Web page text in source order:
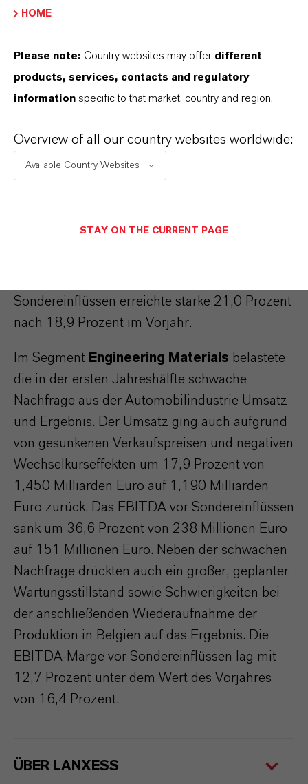
Biozid-Herstellers IPEL konnte zudem
nachteilige Wechselkurseffekte mehr als
ausgleichen. Der Umsatz lag mit 1,110
EBITDA vor Sondereinflüssen stieg um 17,7
Sondereinflüssen erreichte starke 21,0 Prozent
nach 18,9 Prozent im Vorjahr.
Im Segment Engineering Materials belastete
die in der ersten Jahreshälfte schwache
Nachfrage aus der Automobilindustrie Umsatz
und Ergebnis. Der Umsatz ging auch aufgrund
von gesunkenen Verkaufspreisen und negativen
Wechselkurseffekten um 17,9 Prozent von
1,450 Milliarden Euro auf 1,190 Milliarden
Euro zurück. Das EBITDA vor Sondereinflüssen
sank um 36,6 Prozent von 238 Millionen Euro
auf 151 Millionen Euro. Neben der schwachen
Nachfrage drückten auch ein großer, geplanter
Wartungsstillstand sowie Schwierigkeiten bei
der anschließenden Wiederaufnahme der
Produktion in Belgien auf das Ergebnis. Die
EBITDA-Marge vor Sondereinflüssen lag mit
12,7 Prozent unter dem Wert des Vorjahres
von 16,4 Prozent.
ÜBER LANXESS
HOME
Please note: Country websites may offer different
products, services, contacts and regulatory
information specific to that market, country and region.
Overview of all our country websites worldwide:
Available Country Websites...
STAY ON THE CURRENT PAGE